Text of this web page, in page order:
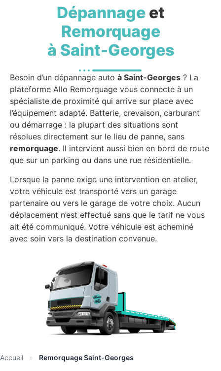
Dépannageet
Remorquage
à Saint-Georges
Besoin d’un dépannage auto à Saint-Georges ? La
plateforme Allo Remorquage vous connecte à un
spécialiste de proximité qui arrive sur place avec
l’équipement adapté. Batterie, crevaison, carburant
ou démarrage : la plupart des situations sont
résolues directement sur le lieu de panne, sans
remorquage. Il intervient aussi bien en bord de route
que sur un parking ou dans une rue résidentielle.
Lorsque la panne exige une intervention en atelier,
votre véhicule est transporté vers un garage
partenaire ou vers le garage de votre choix. Aucun
déplacement n’est effectué sans que le tarif ne vous
ait été communiqué. Votre véhicule est acheminé
avec soin vers la destination convenue.
Accueil » Remorquage Saint-Georges